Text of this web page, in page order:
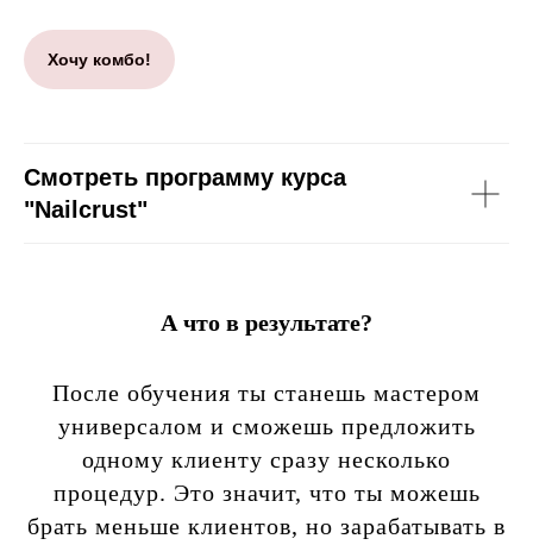
Хочу комбо!
Смотреть программу курса
"Nailcrust"
А что в результате?
После обучения ты станешь мастером
универсалом и сможешь предложить
одному клиенту сразу несколько
процедур. Это значит, что ты можешь
брать меньше клиентов, но зарабатывать в